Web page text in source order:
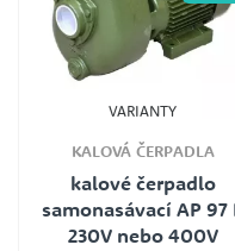
nerozhoduje
VARIANTY
KALOVÁ ČERPADLA
kalové čerpadlo
samonasávací AP 97
230V nebo 400V